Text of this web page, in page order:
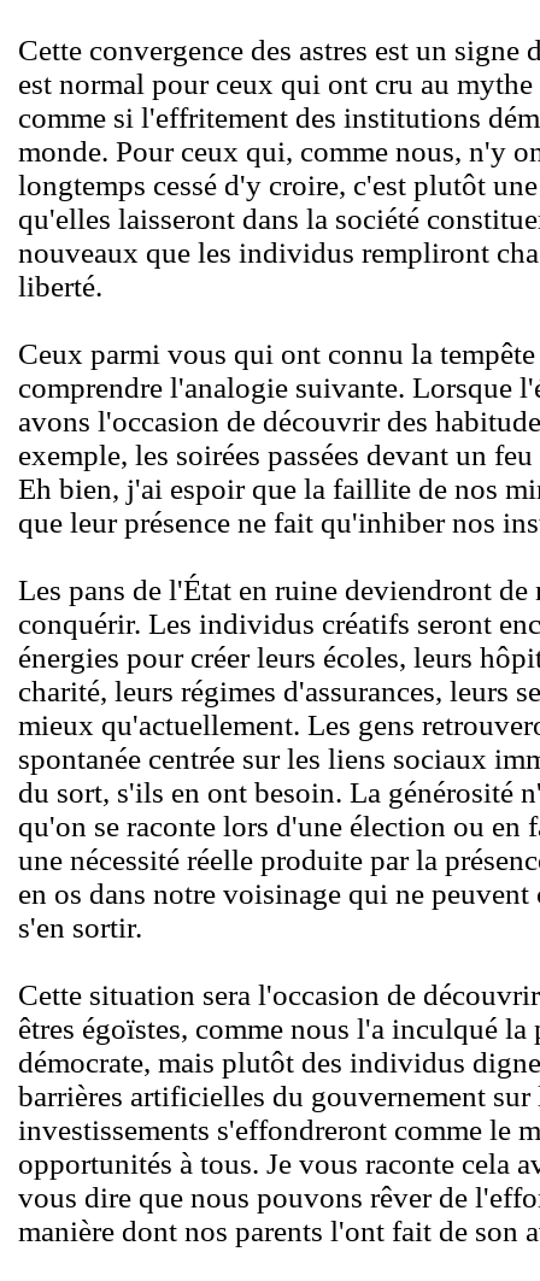
Cette convergence des astres est un
est normal pour ceux qui ont cru au
comme si l'effritement des institutions
monde. Pour ceux qui, comme nous, n'y
longtemps cessé d'y croire, c'est plutôt
qu'elles laisseront dans la société
nouveaux que les individus rempliront
liberté.
Ceux parmi vous qui ont connu la
comprendre l'analogie suivante. Lorsque
avons l'occasion de découvrir des
exemple, les soirées passées devant un
Eh bien, j'ai espoir que la faillite de nos
que leur présence ne fait qu'inhiber nos
Les pans de l'État en ruine deviendront de
conquérir. Les individus créatifs seront
énergies pour créer leurs écoles, leurs
charité, leurs régimes d'assurances, leurs
mieux qu'actuellement. Les gens
spontanée centrée sur les liens sociaux
du sort, s'ils en ont besoin. La générosité
qu'on se raconte lors d'une élection ou en
une nécessité réelle produite par la
en os dans notre voisinage qui ne
s'en sortir.
Cette situation sera l'occasion de
êtres égoïstes, comme nous l'a inculqué la
démocrate, mais plutôt des individus
barrières artificielles du gouvernement
investissements s'effondreront comme le
opportunités à tous. Je vous raconte cela
vous dire que nous pouvons rêver de
manière dont nos parents l'ont fait de son